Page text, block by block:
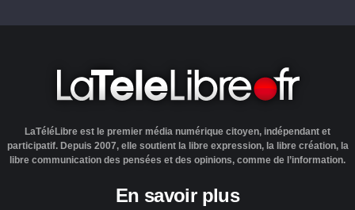
LaTéléLibre est le premier média numérique citoyen, indépendant et
participatif. Depuis 2007, elle soutient la libre expression, la libre création, la
libre communication des pensées et des opinions, comme de l’information.
En savoir plus